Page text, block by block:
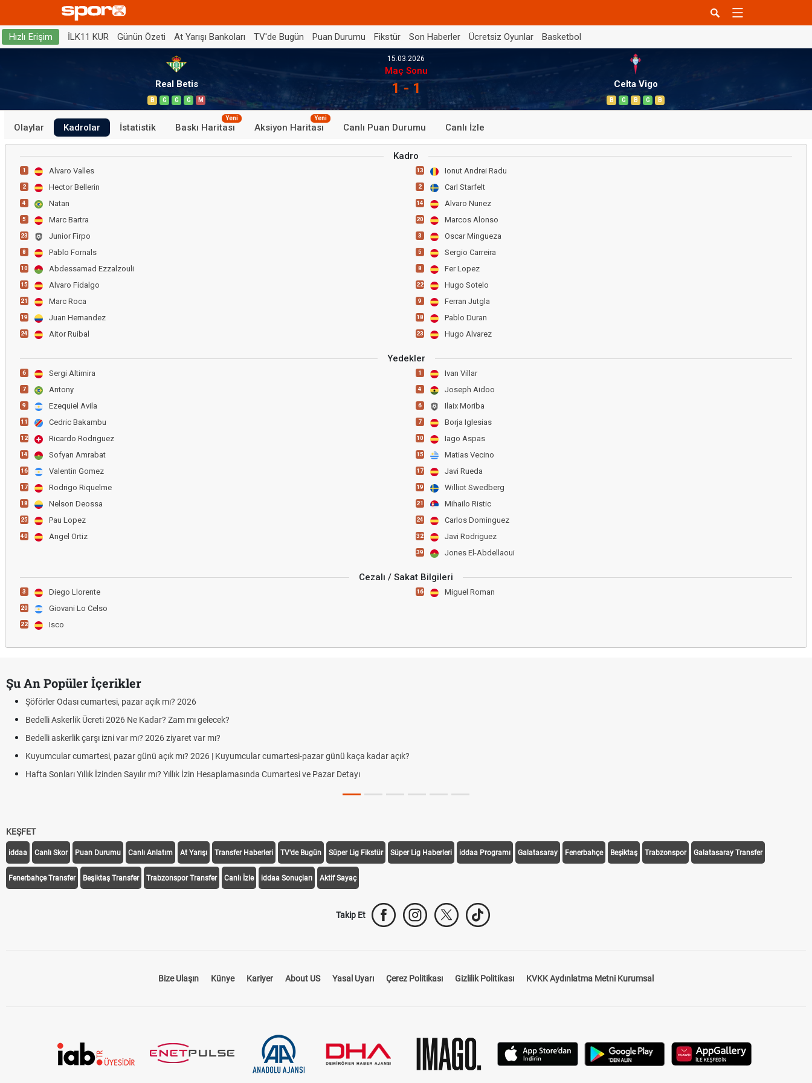
Hızlı Erişim İLK11 KUR Günün Özeti At Yarışı Bankoları TV'de Bugün Puan Durumu Fikstür Son Haberler Ücretsiz Oyunlar Basketbol
Real Betis
B G G G M
15.03.2026
Maç Sonu
1 - 1 Celta Vigo
B G B G B
Olaylar Kadrolar İstatistik Baskı Haritası
Yeni
Aksiyon Haritası
Yeni
Canlı Puan Durumu Canlı İzle
Kadro
1 Alvaro Valles
2 Hector Bellerin
4 Natan
5 Marc Bartra
23 Junior Firpo
8 Pablo Fornals
10 Abdessamad Ezzalzouli
15 Alvaro Fidalgo
21 Marc Roca
19 Juan Hernandez
24 Aitor Ruibal
13 Ionut Andrei Radu
2 Carl Starfelt
14 Alvaro Nunez
20 Marcos Alonso
3 Oscar Mingueza
5 Sergio Carreira
8 Fer Lopez
22 Hugo Sotelo
9 Ferran Jutgla
18 Pablo Duran
23 Hugo Alvarez
Yedekler
6 Sergi Altimira
7 Antony
9 Ezequiel Avila
11 Cedric Bakambu
12 Ricardo Rodriguez
14 Sofyan Amrabat
16 Valentin Gomez
17 Rodrigo Riquelme
18 Nelson Deossa
25 Pau Lopez
40 Angel Ortiz
1 Ivan Villar
4 Joseph Aidoo
6 Ilaix Moriba
7 Borja Iglesias
10 Iago Aspas
15 Matias Vecino
17 Javi Rueda
19 Williot Swedberg
21 Mihailo Ristic
24 Carlos Dominguez
32 Javi Rodriguez
39 Jones El-Abdellaoui
Cezalı / Sakat Bilgileri
3 Diego Llorente
20 Giovani Lo Celso
22 Isco
16 Miguel Roman
Şu An Popüler İçerikler
Şöförler Odası cumartesi, pazar açık mı? 2026
Bedelli Askerlik Ücreti 2026 Ne Kadar? Zam mı gelecek?
Bedelli askerlik çarşı izni var mı? 2026 ziyaret var mı?
Kuyumcular cumartesi, pazar günü açık mı? 2026 | Kuyumcular cumartesi-pazar günü kaça kadar açık?
Hafta Sonları Yıllık İzinden Sayılır mı? Yıllık İzin Hesaplamasında Cumartesi ve Pazar Detayı
KEŞFET
iddaa Canlı Skor Puan Durumu Canlı Anlatım At Yarışı Transfer Haberleri TV'de Bugün Süper Lig Fikstür Süper Lig Haberleri iddaa Programı Galatasaray Fenerbahçe Beşiktaş Trabzonspor Galatasaray Transfer
Fenerbahçe Transfer Beşiktaş Transfer Trabzonspor Transfer Canlı İzle iddaa Sonuçları Aktif Sayaç
Takip Et
Bize Ulaşın Künye Kariyer About US Yasal Uyarı Çerez Politikası Gizlilik Politikası KVKK Aydınlatma Metni Kurumsal